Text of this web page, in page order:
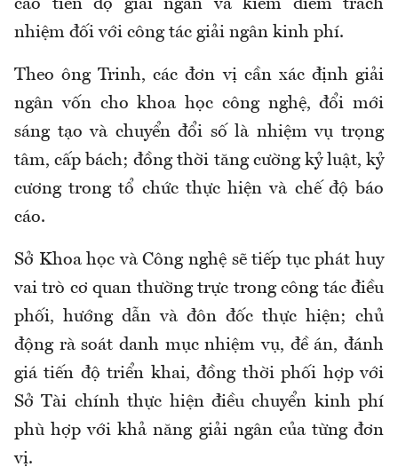
cáo tiến độ giải ngân và kiểm điểm trách
nhiệm đối với công tác giải ngân kinh phí.
Theo ông Trinh, các đơn vị cần xác định giải
ngân vốn cho khoa học công nghệ, đổi mới
sáng tạo và chuyển đổi số là nhiệm vụ trọng
tâm, cấp bách; đồng thời tăng cường kỷ luật, kỷ
cương trong tổ chức thực hiện và chế độ báo
cáo.
Sở Khoa học và Công nghệ sẽ tiếp tục phát huy
vai trò cơ quan thường trực trong công tác điều
phối, hướng dẫn và đôn đốc thực hiện; chủ
động rà soát danh mục nhiệm vụ, đề án, đánh
giá tiến độ triển khai, đồng thời phối hợp với
Sở Tài chính thực hiện điều chuyển kinh phí
phù hợp với khả năng giải ngân của từng đơn
vị.